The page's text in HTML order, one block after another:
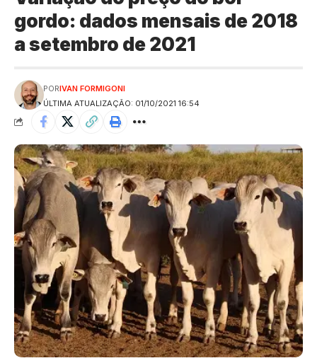
gordo: dados mensais de 2018
a setembro de 2021
ÚLTIMA ATUALIZAÇÃO: 01/10/2021 16:54
PORIVAN FORMIGONI